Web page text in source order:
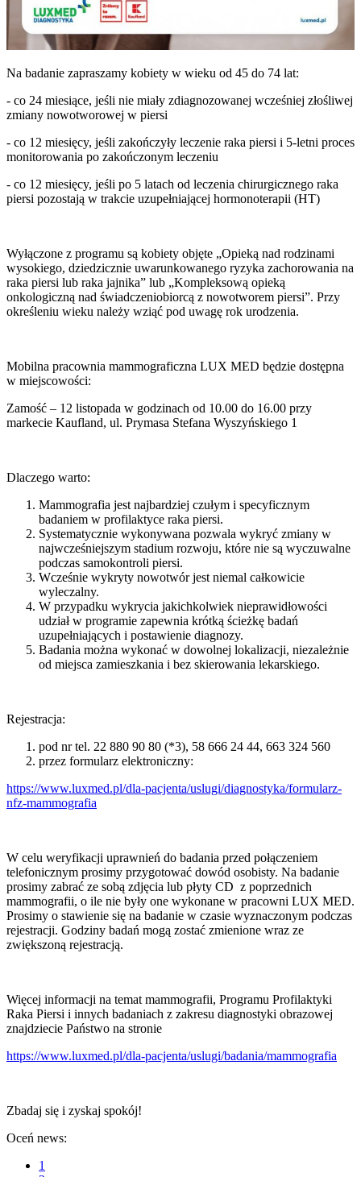
Na badanie zapraszamy kobiety w wieku od 45 do 74 lat:
- co 24 miesiące, jeśli nie miały zdiagnozowanej wcześniej złośliwej
zmiany nowotworowej w piersi
- co 12 miesięcy, jeśli zakończyły leczenie raka piersi i 5-letni proces
monitorowania po zakończonym leczeniu
- co 12 miesięcy, jeśli po 5 latach od leczenia chirurgicznego raka
piersi pozostają w trakcie uzupełniającej hormonoterapii (HT)
Wyłączone z programu są kobiety objęte „Opieką nad rodzinami
wysokiego, dziedzicznie uwarunkowanego ryzyka zachorowania na
raka piersi lub raka jajnika” lub „Kompleksową opieką
onkologiczną nad świadczeniobiorcą z nowotworem piersi”. Przy
określeniu wieku należy wziąć pod uwagę rok urodzenia.
Mobilna pracownia mammograficzna LUX MED będzie dostępna
w miejscowości:
Zamość – 12 listopada w godzinach od 10.00 do 16.00 przy
markecie Kaufland, ul. Prymasa Stefana Wyszyńskiego 1
Dlaczego warto:
Mammografia jest najbardziej czułym i specyficznym
badaniem w profilaktyce raka piersi.
Systematycznie wykonywana pozwala wykryć zmiany w
najwcześniejszym stadium rozwoju, które nie są wyczuwalne
podczas samokontroli piersi.
Wcześnie wykryty nowotwór jest niemal całkowicie
wyleczalny.
W przypadku wykrycia jakichkolwiek nieprawidłowości
udział w programie zapewnia krótką ścieżkę badań
uzupełniających i postawienie diagnozy.
Badania można wykonać w dowolnej lokalizacji, niezależnie
od miejsca zamieszkania i bez skierowania lekarskiego.
Rejestracja:
pod nr tel. 22 880 90 80 (*3), 58 666 24 44, 663 324 560
przez formularz elektroniczny:
https://www.luxmed.pl/dla-pacjenta/uslugi/diagnostyka/formularz-
nfz-mammografia
W celu weryfikacji uprawnień do badania przed połączeniem
telefonicznym prosimy przygotować dowód osobisty. Na badanie
prosimy zabrać ze sobą zdjęcia lub płyty CD z poprzednich
mammografii, o ile nie były one wykonane w pracowni LUX MED.
Prosimy o stawienie się na badanie w czasie wyznaczonym podczas
rejestracji. Godziny badań mogą zostać zmienione wraz ze
zwiększoną rejestracją.
Więcej informacji na temat mammografii, Programu Profilaktyki
Raka Piersi i innych badaniach z zakresu diagnostyki obrazowej
znajdziecie Państwo na stronie
https://www.luxmed.pl/dla-pacjenta/uslugi/badania/mammografia
Zbadaj się i zyskaj spokój!
Oceń news:
1